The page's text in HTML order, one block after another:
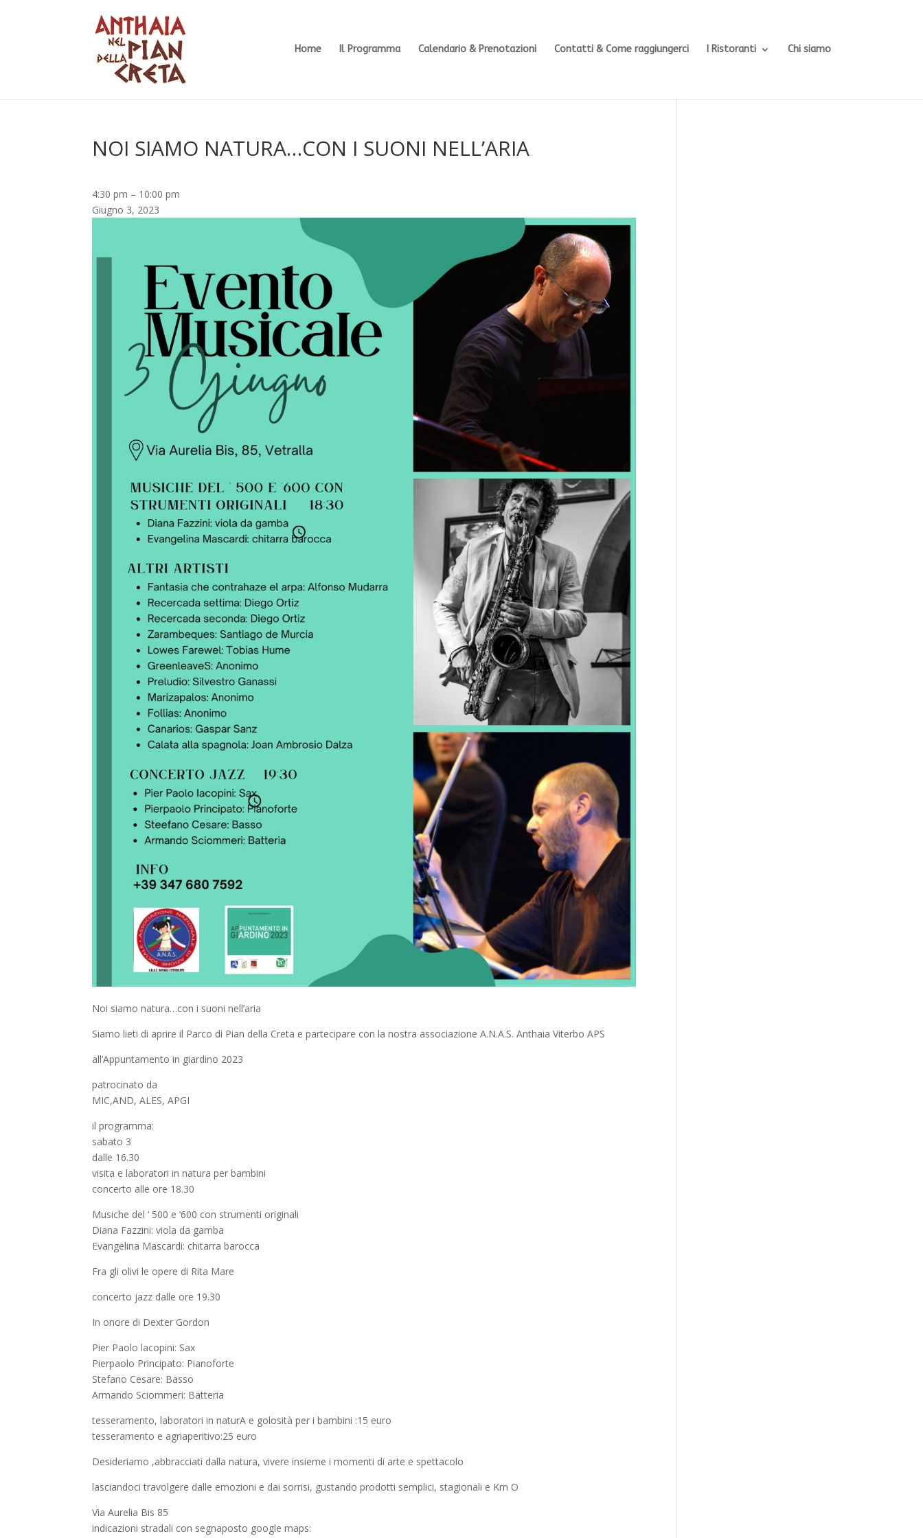
Home Il Programma Calendario & Prenotazioni Contatti & Come raggiungerci I Ristoranti Chi siamo
NOI SIAMO NATURA…CON I SUONI NELL’ARIA
NOI
SIAMO
SUONI
4:30 pm – 10:00 pm
Giugno 3, 2023
Noi siamo natura…con i suoni nell’aria
Siamo lieti di aprire il Parco di Pian della Creta e partecipare con la nostra associazione A.N.A.S. Anthaia Viterbo APS
all’Appuntamento in giardino 2023
patrocinato da
MIC,AND, ALES, APGI
il programma:
sabato 3
dalle 16.30
visita e laboratori in natura per bambini
concerto alle ore 18.30
Musiche del ‘ 500 e ‘600 con strumenti originali
Diana Fazzini: viola da gamba
Evangelina Mascardi: chitarra barocca
Fra gli olivi le opere di Rita Mare
concerto jazz dalle ore 19.30
In onore di Dexter Gordon
Pier Paolo lacopini: Sax
Pierpaolo Principato: Pianoforte
Stefano Cesare: Basso
Armando Sciommeri: Batteria
tesseramento, laboratori in naturA e golosità per i bambini :15 euro
tesseramento e agriaperitivo:25 euro
Desideriamo ,abbracciati dalla natura, vivere insieme i momenti di arte e spettacolo
lasciandoci travolgere dalle emozioni e dai sorrisi, gustando prodotti semplici, stagionali e Km O
Via Aurelia Bis 85
indicazioni stradali con segnaposto google maps: